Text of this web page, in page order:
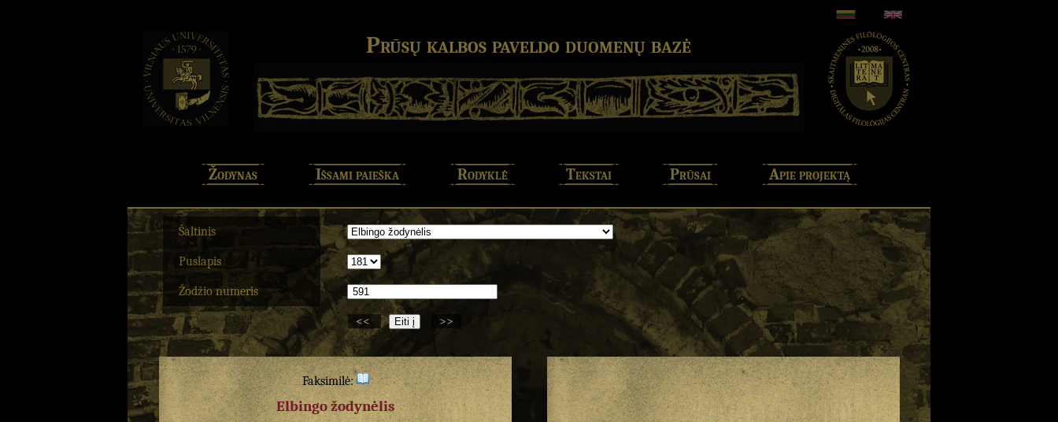
Prūsų kalbos paveldo duomenų bazė
Žodynas Išsami paieška Rodyklė Tekstai Prūsai Apie projektą
Šaltinis
Puslapis
Žodžio numeris
<< >>
Faksimilė:
Elbingo žodynėlis